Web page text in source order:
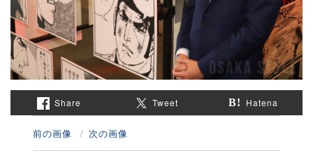
Share Tweet Hatena
前の画像 次の画像